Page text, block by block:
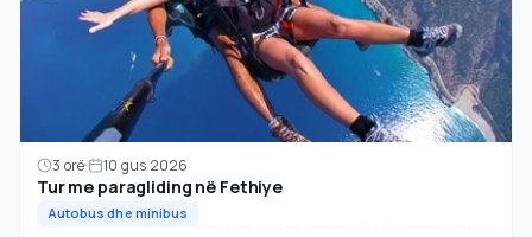
3 orë 10 gus 2026
Tur me paragliding në Fethiye
Autobus dhe minibus